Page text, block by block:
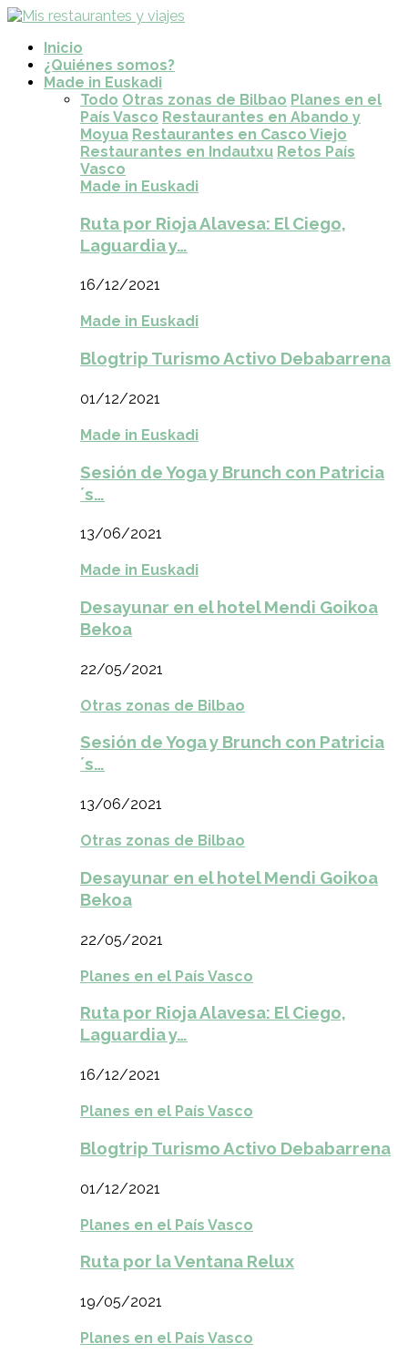
Inicio
¿Quiénes somos?
Made in Euskadi
Todo Otras zonas de Bilbao Planes en el
País Vasco Restaurantes en Abando y
Moyua Restaurantes en Casco Viejo
Restaurantes en Indautxu Retos País
Vasco
Made in Euskadi
Ruta por Rioja Alavesa: El Ciego,
Laguardia y…
16/12/2021
Made in Euskadi
Blogtrip Turismo Activo Debabarrena
01/12/2021
Made in Euskadi
Sesión de Yoga y Brunch con Patricia
´s…
13/06/2021
Made in Euskadi
Desayunar en el hotel Mendi Goikoa
Bekoa
22/05/2021
Otras zonas de Bilbao
Sesión de Yoga y Brunch con Patricia
´s…
13/06/2021
Otras zonas de Bilbao
Desayunar en el hotel Mendi Goikoa
Bekoa
22/05/2021
Planes en el País Vasco
Ruta por Rioja Alavesa: El Ciego,
Laguardia y…
16/12/2021
Planes en el País Vasco
Blogtrip Turismo Activo Debabarrena
01/12/2021
Planes en el País Vasco
Ruta por la Ventana Relux
19/05/2021
Planes en el País Vasco